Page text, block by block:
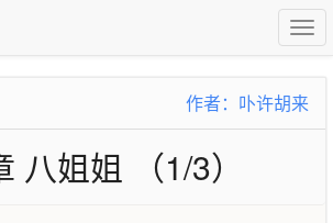
作者：卟许胡来
八姐姐 （1/3）